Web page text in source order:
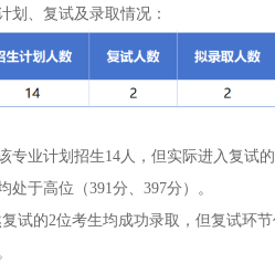
划、复试及录取情况：
专业计划招生14人，但实际进入复试
于高位（391分、397分）。
试的2位考生均成功录取，但复试环